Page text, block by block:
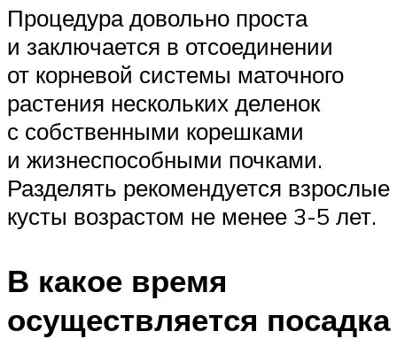
Процедура довольно проста
и заключается в отсоединении
от корневой системы маточного
растения нескольких деленок
с собственными корешками
и жизнеспособными почками.
Разделять рекомендуется взрослые
кусты возрастом не менее 3-5 лет.
В какое время
осуществляется посадка